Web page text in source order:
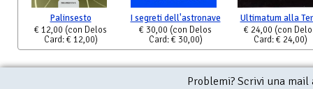
Palinsesto
€ 12,00 (con Delos
Card: € 12,00)
I segreti dell'astronave
€ 30,00 (con Delos
Card: € 30,00)
Ultimatum alla
€ 24,00 (con
Card: € 24,00)
Problemi? Scrivi una